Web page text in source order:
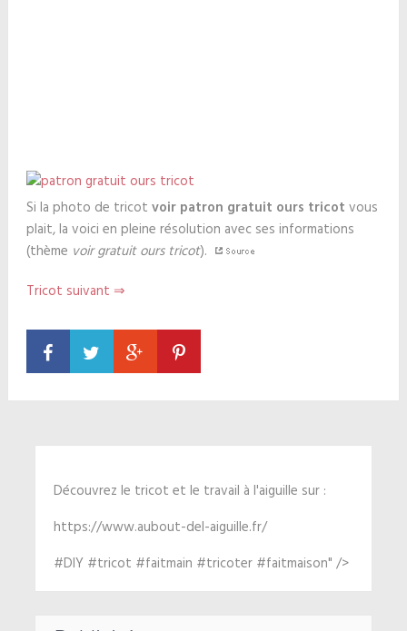
Si la photo de tricot voir patron gratuit ours tricot vous
plait, la voici en pleine résolution avec ses informations
(thème voir gratuit ours tricot).
Tricot suivant ⇒
Découvrez le tricot et le travail à l'aiguille sur :
https://www.aubout-del-aiguille.fr/
#DIY #tricot #faitmain #tricoter #faitmaison" />